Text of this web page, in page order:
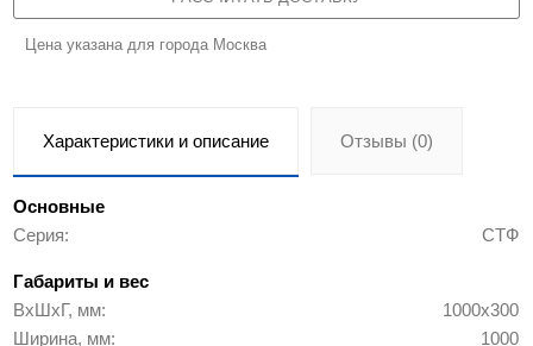
Цена указана для города Москва
Характеристики и описание Отзывы (0)
Основные
Серия
СТФ
Габариты и вес
ВхШхГ, мм
1000х300
Ширина, мм
1000